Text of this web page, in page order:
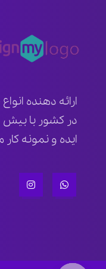
ارائه دهنده
ایده و نمونه